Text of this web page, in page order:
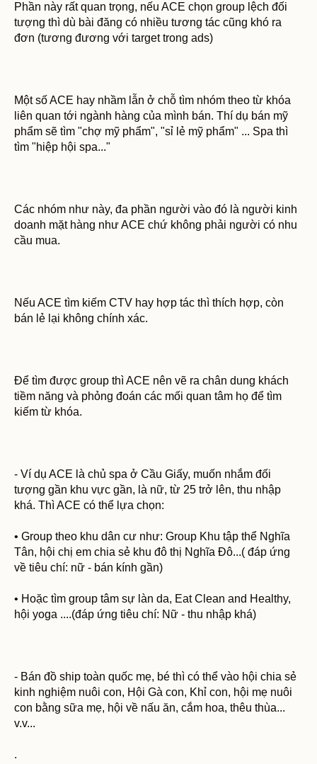
Phần này rất quan trọng, nếu ACE chọn group lệch đối
tượng thì dù bài đăng có nhiều tương tác cũng khó ra
đơn (tương đương với target trong ads)
Một số ACE hay nhầm lẫn ở chỗ tìm nhóm theo từ khóa
liên quan tới ngành hàng của mình bán. Thí dụ bán mỹ
phẩm sẽ tìm "chợ mỹ phẩm", "sỉ lẻ mỹ phẩm" ... Spa thì
tìm "hiệp hội spa..."
Các nhóm như này, đa phần người vào đó là người kinh
doanh mặt hàng như ACE chứ không phải người có nhu
cầu mua.
Nếu ACE tìm kiếm CTV hay hợp tác thì thích hợp, còn
bán lẻ lại không chính xác.
Để tìm được group thì ACE nên vẽ ra chân dung khách
tiềm năng và phỏng đoán các mối quan tâm họ để tìm
kiếm từ khóa.
- Ví dụ ACE là chủ spa ở Cầu Giấy, muốn nhắm đối
tượng gần khu vực gần, là nữ, từ 25 trở lên, thu nhập
khá. Thì ACE có thể lựa chọn:
• Group theo khu dân cư như: Group Khu tập thể Nghĩa
Tân, hội chị em chia sẻ khu đô thị Nghĩa Đô...( đáp ứng
về tiêu chí: nữ - bán kính gần)
• Hoặc tìm group tâm sự làn da, Eat Clean and Healthy,
hội yoga ....(đáp ứng tiêu chí: Nữ - thu nhập khá)
- Bán đồ ship toàn quốc mẹ, bé thì có thể vào hội chia sẻ
kinh nghiệm nuôi con, Hội Gà con, Khỉ con, hội mẹ nuôi
con bằng sữa mẹ, hội về nấu ăn, cắm hoa, thêu thùa...
v.v...
.